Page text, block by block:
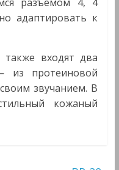
разъемом 4, 4
адаптировать к
также входят два
из протеиновой
звучанием. В
кожаный